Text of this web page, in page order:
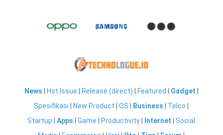
News Hot Issue Release (direct) Featured Gadget
Spesifikasi
New Product |OS Business Telco
Startup |Apps |Game Productivity Internet |Social